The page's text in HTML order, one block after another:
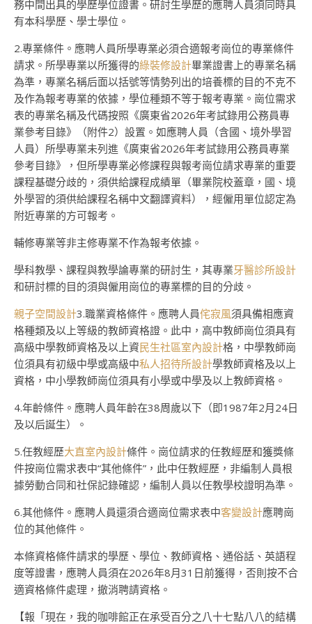
務中間出具的學歷學位證書。研討生學歷的應聘人員須同時具
有本科學歷、學士學位。
2.專業條件。應聘人員所學專業必須合適報考崗位的專業條件
請求。所學專業以所獲得的綠裝修設計畢業證書上的專業名稱
為準，專業名稱后面以括號等情勢列出的培養標的目的不克不
及作為報考專業的依據，學位種類不等于報考專業。崗位需求
表的專業名稱及代碼按照《廣東省2026年考試錄用公務員專
業參考目錄》（附件2）設置。如應聘人員（含國、境外學習
人員）所學專業未列進《廣東省2026年考試錄用公務員專業
參考目錄》，但所學專業必修課程與報考崗位請求專業的重要
課程基礎分歧的，須供給課程成績單（畢業院校蓋章，國、境
外學習的須供給課程名稱中文翻譯資料），經僱用單位認定為
附近專業的方可報考。
輔修專業等非主修專業不作為報考依據。
學科教學、課程與教學論專業的研討生，其專業牙醫診所設計
和研討標的目的須與僱用崗位的專業標的目的分歧。
親子空間設計3.職業資格條件。應聘人員侘寂風須具備相應資
格種類及以上等級的教師資格證。此中，高中教師崗位須具有
高級中學教師資格及以上資民生社區室內設計格，中學教師崗
位須具有初級中學或高級中私人招待所設計學教師資格及以上
資格，中小學教師崗位須具有小學或中學及以上教師資格。
4.年齡條件。應聘人員年齡在38周歲以下（即1987年2月24日
及以后誕生）。
5.任教經歷大直室內設計條件。崗位請求的任教經歷和獲獎條
件按崗位需求表中“其他條件”，此中任教經歷，非編制人員根
據勞動合同和社保記錄確認，編制人員以任教學校證明為準。
6.其他條件。應聘人員還須合適崗位需求表中客變設計應聘崗
位的其他條件。
本條資格條件請求的學歷、學位、教師資格、通俗話、英語程
度等證書，應聘人員須在2026年8月31日前獲得，否則按不合
適資格條件處理，撤消聘請資格。
【報「現在，我的咖啡館正在承受百分之八十七點八八的結構